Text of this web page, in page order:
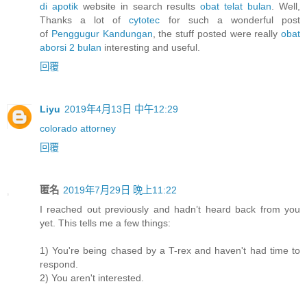
di apotikwebsite in search resultsobat telat bulan . Well,
Thanks a lot ofcytotec for such a wonderful post
of Penggugur Kandungan , the stuff posted were really obat
aborsi 2 bulan interesting and useful.
回覆
Liyu 2019年4月13日 中午12:29
colorado attorney
回覆
匿名 2019年7月29日 晚上11:22
I reached out previously and hadn’t heard back from you
yet. This tells me a few things:
1) You're being chased by a T-rex and haven't had time to
respond.
2) You aren't interested.